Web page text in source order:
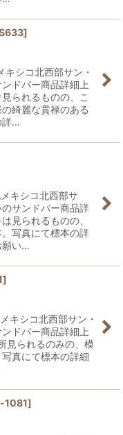
]
シコ北西部サン・
ドバー商品詳細上
られるものの、こ
綺麗な貫禄のある
詳…
キシコ北西部サ
サンドバー商品詳
見られるものの、
写真にて標本の詳
願い…
]
キシコ北西部サン・
ドバー商品詳細上
見られるのみの、模
真にて標本の詳細
1081]